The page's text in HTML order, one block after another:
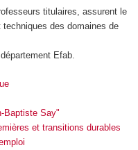
titulaires, assurent le
des domaines de
Efab.
Baptiste Say"
et transitions durables